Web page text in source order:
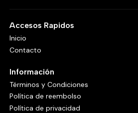
Accesos Rapidos
Inicio
Contacto
Información
Términos y Condiciones
Política de reembolso
Política de privacidad